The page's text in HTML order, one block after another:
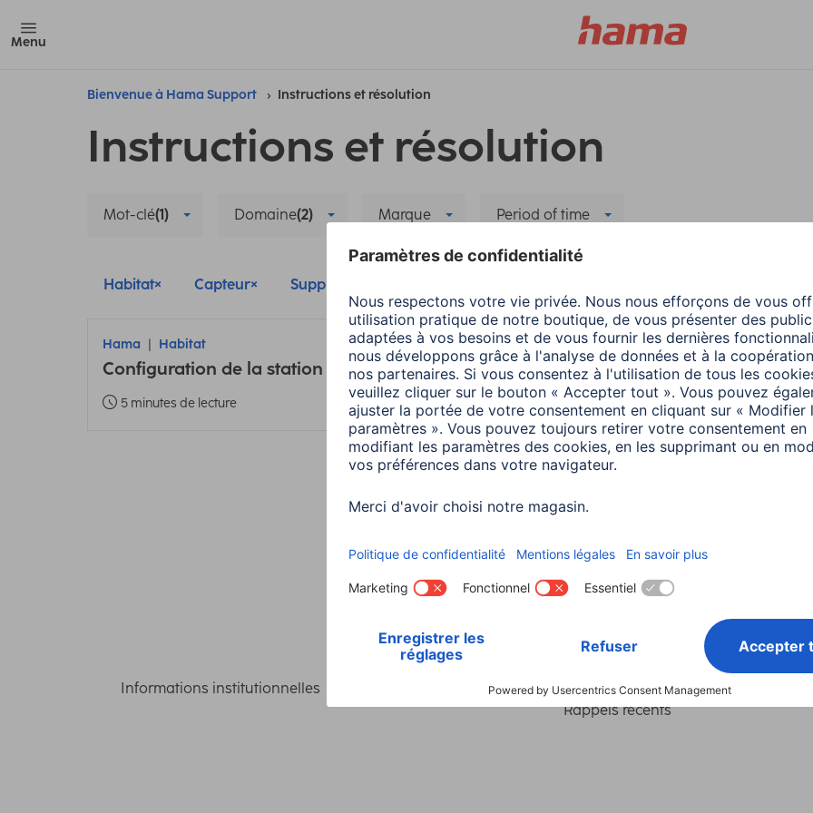
Menu
Bienvenue à Hama Support Instructions et résolution
Instructions et résolution
Mot-clé(1) Domaine(2) Marque Period of time
Habitat Capteur Supprimer tous les filtres
Hama Habitat
Configuration de la station météo Hama
5 minutes de lecture
Choisissez un pays
Informations institutionnelles Confidentialité et Securité Conditions de garantie
Déclarations
Rappels récents